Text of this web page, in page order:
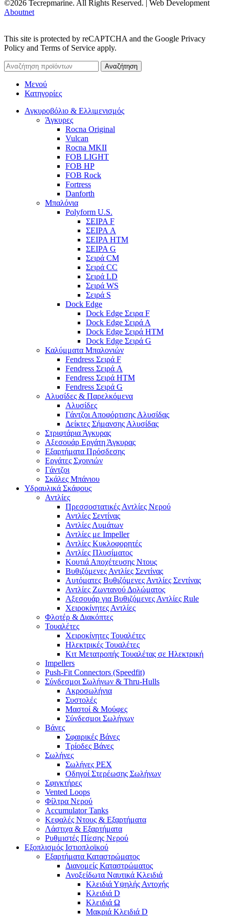
©2026 Tecrepmarine. All Rights Reserved. | Web Development
Aboutnet
This site is protected by reCAPTCHA and the Google Privacy
Policy and Terms of Service apply.
Αναζήτηση
Μενού
Κατηγορίες
Αγκυροβόλιο & Ελλιμενισμός
Άγκυρες
Rocna Original
Vulcan
Rocna MKII
FOB LIGHT
FOB HP
FOB Rock
Fortress
Danforth
Μπαλόνια
Polyform U.S.
ΣΕΙΡΑ F
ΣΕΙΡΑ A
ΣΕΙΡΑ HTM
ΣΕΙΡΑ G
Σειρά CM
Σειρά CC
Σειρά LD
Σειρά WS
Σειρά S
Dock Edge
Dock Edge Σειρα F
Dock Edge Σειρά Α
Dock Edge Σειρά HTM
Dock Edge Σειρά G
Καλύμματα Μπαλονιών
Fendress Σειρά F
Fendress Σειρά A
Fendress Σειρά HTM
Fendress Σειρά G
Αλυσίδες & Παρελκόμενα
Αλυσίδες
Γάντζοι Αποφόρτισης Αλυσίδας
Δείκτες Σήμανσης Αλυσίδας
Στριφτάρια Άγκυρας
Αξεσουάρ Εργάτη Άγκυρας
Εξαρτήματα Πρόσδεσης
Εργάτες Σχοινιών
Γάντζοι
Σκάλες Μπάνιου
Υδραυλικά Σκάφους
Αντλίες
Πρεσσοστατικές Αντλίες Νερού
Αντλίες Σεντίνας
Αντλίες Λυμάτων
Αντλίες με Impeller
Αντλίες Κυκλοφορητές
Αντλίες Πλυσίματος
Κουτιά Αποχέτευσης Ντους
Βυθιζόμενες Αντλίες Σεντίνας
Αυτόματες Βυθιζόμενες Αντλίες Σεντίνας
Αντλίες Ζωντανού Δολώματος
Αξεσουάρ για Βυθιζόμενες Αντλίες Rule
Χειροκίνητες Αντλίες
Φλοτέρ & Διακόπτες
Τουαλέτες
Χειροκίνητες Τουαλέτες
Ηλεκτρικές Τουαλέτες
Κιτ Μετατροπής Τουαλέτας σε Ηλεκτρική
Impellers
Push-Fit Connectors (Speedfit)
Σύνδεσμοι Σωλήνων & Thru-Hulls
Ακροσωλήνια
Συστολές
Μαστοί & Μούφες
Σύνδεσμοι Σωλήνων
Βάνες
Σφαιρικές Βάνες
Τρίοδες Βάνες
Σωλήνες
Σωλήνες PEX
Οδηγοί Στερέωσης Σωλήνων
Σφιγκτήρες
Vented Loops
Φίλτρα Νερού
Accumulator Tanks
Κεφαλές Ντους & Εξαρτήματα
Λάστιχα & Εξαρτήματα
Ρυθμιστές Πίεσης Νερού
Εξοπλισμός Ιστιοπλοϊκού
Εξαρτήματα Καταστρώματος
Διανομείς Καταστρώματος
Ανοξείδωτα Ναυτικά Κλειδιά
Κλειδιά Υψηλής Αντοχής
Κλειδιά D
Κλειδιά Ω
Μακριά Κλειδιά D